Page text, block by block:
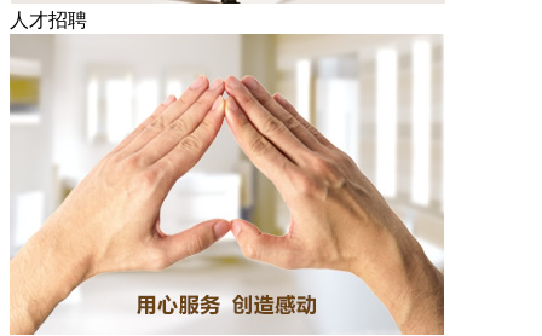
人才招聘